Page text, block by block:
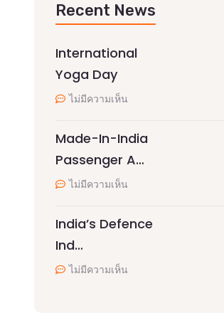
Recent News
International
Yoga Day
ไม่มีความเห็น
Made-In-India
Passenger A…
ไม่มีความเห็น
India’s Defence
Ind…
ไม่มีความเห็น